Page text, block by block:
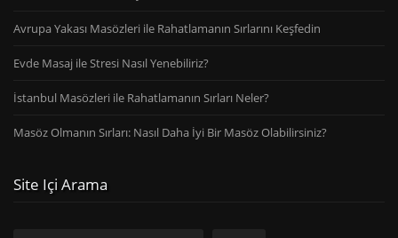
Avrupa Yakası Masözleri ile Rahatlamanın Sırlarını Keşfedin
Evde Masaj ile Stresi Nasıl Yenebiliriz?
İstanbul Masözleri ile Rahatlamanın Sırları Neler?
Masöz Olmanın Sırları: Nasıl Daha İyi Bir Masöz Olabilirsiniz?
Site Içi Arama